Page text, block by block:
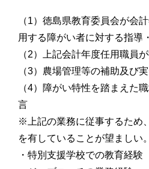
（1）徳島県教育委員会が会
用する障がい者に対する指導
（2）上記会計年度任用職員
（3）農場管理等の補助及び
（4）障がい特性を踏まえた
言
※上記の業務に従事するため
を有していることが望ましい。
・特別支援学校での教育経験